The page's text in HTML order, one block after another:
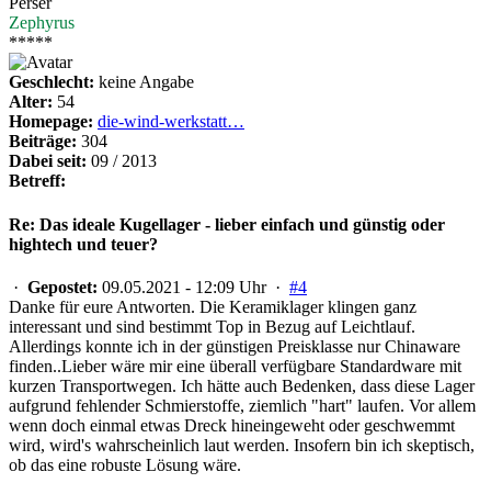
Zephyrus
*****
Geschlecht: keine Angabe
Alter: 54
Homepage: die-wind-werkstatt…
Beiträge: 304
Dabei seit: 09 / 2013
Betreff:
Re: Das ideale Kugellager - lieber einfach und günstig oder
hightech und teuer?
· Gepostet: 09.05.2021 - 12:09 Uhr · #4
Danke für eure Antworten. Die Keramiklager klingen ganz
interessant und sind bestimmt Top in Bezug auf Leichtlauf.
Allerdings konnte ich in der günstigen Preisklasse nur Chinaware
finden..Lieber wäre mir eine überall verfügbare Standardware mit
kurzen Transportwegen. Ich hätte auch Bedenken, dass diese Lager
aufgrund fehlender Schmierstoffe, ziemlich "hart" laufen. Vor allem
wenn doch einmal etwas Dreck hineingeweht oder geschwemmt
wird, wird's wahrscheinlich laut werden. Insofern bin ich skeptisch,
ob das eine robuste Lösung wäre.